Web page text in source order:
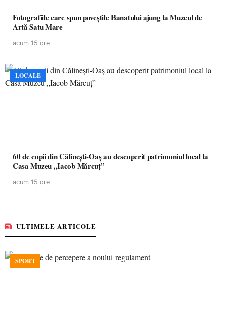
Fotografiile care spun poveștile Banatului ajung la Muzeul de
Artă Satu Mare
acum 15 ore
LOCALE
60 de copii din Călinești-Oaș au descoperit patrimoniul local la
Casa Muzeu „Iacob Mărcuț”
acum 15 ore
ULTIMELE ARTICOLE
SPORT